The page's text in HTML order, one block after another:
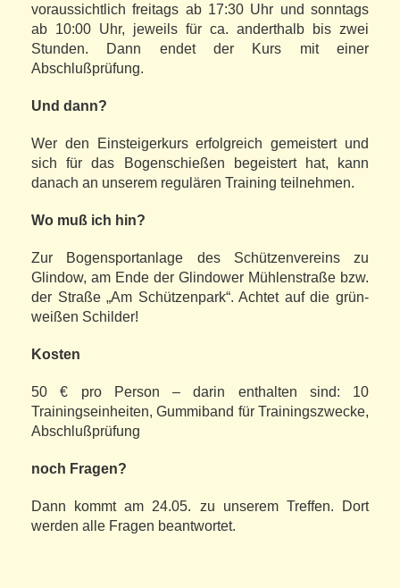
voraussichtlich freitags ab 17:30 Uhr und sonntags
ab 10:00 Uhr, jeweils für ca. anderthalb bis zwei
Stunden. Dann endet der Kurs mit einer
Abschlußprüfung.
Und dann?
Wer den Einsteigerkurs erfolgreich gemeistert und
sich für das Bogenschießen begeistert hat, kann
danach an unserem regulären Training teilnehmen.
Wo muß ich hin?
Zur Bogensportanlage des Schützenvereins zu
Glindow, am Ende der Glindower Mühlenstraße bzw.
der Straße „Am Schützenpark“. Achtet auf die grün-
weißen Schilder!
Kosten
50 € pro Person – darin enthalten sind: 10
Trainingseinheiten, Gummiband für Trainingszwecke,
Abschlußprüfung
noch Fragen?
Dann kommt am 24.05. zu unserem Treffen. Dort
werden alle Fragen beantwortet.